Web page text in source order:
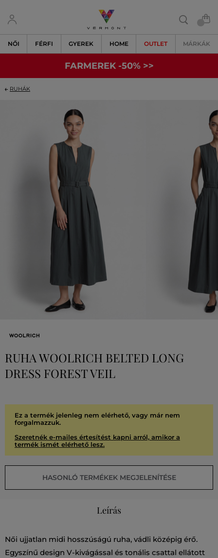
NŐI FÉRFI GYEREK HOME OUTLET MÁRKÁK
FARMEREK -50% >>
RUHÁK
RUHA WOOLRICH BELTED LONG
DRESS FOREST VEIL
Ez a termék jelenleg nem elérhető, vagy már nem
forgalmazzuk.
Szeretnék e-mailes értesítést kapni arról, amikor a
termék ismét elérhető lesz.
HASONLÓ TERMÉKEK MEGJELENÍTÉSE
Leírás
Női ujjatlan midi hosszúságú ruha, vádli középig érő.
Egyszínű design V-kivágással és tonális csattal ellátott